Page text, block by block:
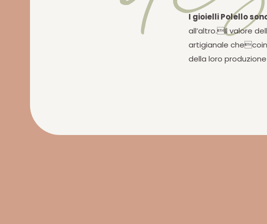
I gioielli Polello
all’altro.Il valore
artigianale
della loro produzione